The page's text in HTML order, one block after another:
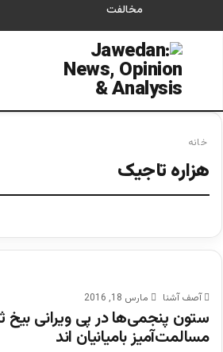
مخالفت
جستجو برای
خانه
هزاره تاجیک
آصف آشنا مارس 18, 2016
ستون‌ پنجمی‌ها در پی ویرانی
مسالمت‌آمیز بامیانیان اند